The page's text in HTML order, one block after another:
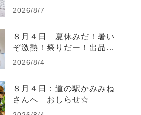
2026/8/7
８月４日 夏休みだ！暑い
ぞ激熱！祭りだー！出品祭
り！ヤフオク！ヤフーショ
2026/8/4
８月４日：道の駅かみみね
さんへ おしらせ☆